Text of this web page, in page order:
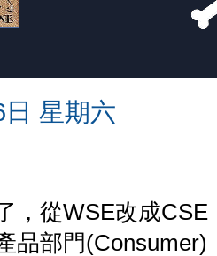
星期六
，從WSE改成
品部門